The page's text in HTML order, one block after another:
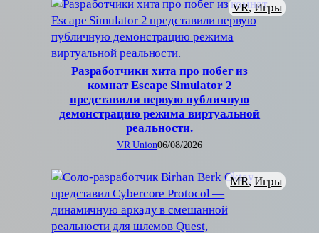
Разработчики хита про побег из
комнат Escape Simulator 2
представили первую публичную
демонстрацию режима виртуальной
реальности.
VR, Игры
VR Union06/08/2026
MR, Игры